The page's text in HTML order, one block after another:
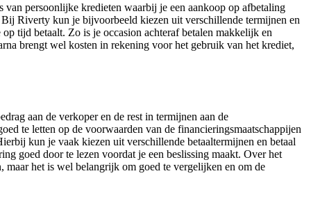
persoonlijke kredieten waarbij je een aankoop op afbetaling
Riverty kun je bijvoorbeeld kiezen uit verschillende termijnen en
tijd betaalt. Zo is je occasion achteraf betalen makkelijk en
brengt wel kosten in rekening voor het gebruik van het krediet,
aan de verkoper en de rest in termijnen aan de
te letten op de voorwaarden van de financieringsmaatschappijen
kun je vaak kiezen uit verschillende betaaltermijnen en betaal
goed door te lezen voordat je een beslissing maakt. Over het
maar het is wel belangrijk om goed te vergelijken en om de